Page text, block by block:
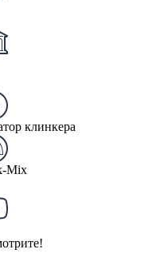
клинкера
Mix